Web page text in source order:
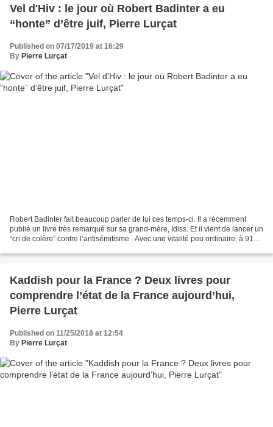
Vel d'Hiv : le jour où Robert Badinter a eu
“honte” d’être juif, Pierre Lurçat
Published on 07/17/2019 at 16:29
By Pierre Lurçat
Robert Badinter fait beaucoup parler de lui ces temps-ci. Il a récemment
publié un livre très remarqué sur sa grand-mère, Idiss. Et il vient de lancer un
“cri de colère” contre l’antisémitisme . Avec une vitalité peu ordinaire, à 91
Kaddish pour la France ? Deux livres pour
comprendre l’état de la France aujourd’hui,
Pierre Lurçat
Published on 11/25/2018 at 12:54
By Pierre Lurçat